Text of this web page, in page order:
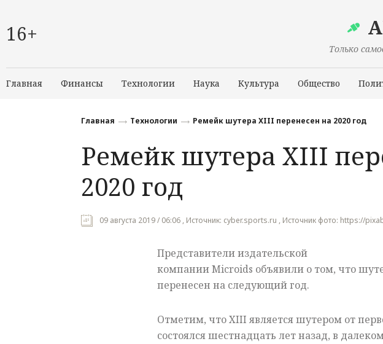
16+
Только
Главная Финансы Технологии Наука Культура Общество
Главная Технологии Ремейк шутера XIII перенесен на 2020 год
Ремейк шутера XIII
2020 год
09 августа 2019 / 06:06 , Источник: cyber.sports.ru , Источник фото: https://
Представители издательской
компании Microids объявили о том, что
перенесен на следующий год.
Отметим, что XIII является шутером от
состоялся шестнадцать лет назад, в